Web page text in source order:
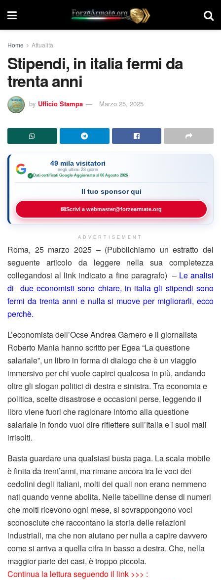
Home Attualità
Stipendi, in italia fermi da
trenta anni
by Ufficio Stampa Marzo 25, 2025
49 mila visitatori
negli ultimi 28 giorni
✓ Dati certificati Google·Aggiornato al 06 Agosto 2026
Il tuo sponsor qui
✉Scrivi a webmaster@forzearmate.org
ADVERTISEMENT
Roma, 25 marzo 2025 – (Pubblichiamo un estratto del
seguente articolo da leggere nella sua completezza
collegandosi al link indicato a fine paragrafo) – Le analisi
di due economisti sono chiare, in italia gli stipendi sono
fermi da trenta anni e nulla si muove per migliorarli, ecco
perchè.
L’economista dell’Ocse Andrea Garnero e il giornalista
Roberto Mania hanno scritto per Egea “La questione
salariale”, un libro in forma di dialogo che è un viaggio
immersivo per chi vuole capirci qualcosa in più, andando
oltre gli slogan politici di destra e sinistra. Tra economia e
politica, scelte disastrose e occasioni perse, leggendo il
libro viene fuori che ragionare intorno alla questione
salariale in fondo vuol dire riflettere sull’Italia e i suoi mali
irrisolti.
Basta guardare una qualsiasi busta paga. La scala mobile
è finita da trent’anni, ma rimane ancora tra le voci dei
cedolini degli italiani, molti dei quali non erano nemmeno
nati quando venne abolita. Nelle tabelline dense di numeri
che molti ricevono ogni mese, si sovrappongono voci
sconosciute che raccontano la storia delle relazioni
industriali, ma che non aiutano per nulla a capire davvero
come si arriva a quella cifra in basso a destra. Che, nella
maggior parte dei casi, è troppo piccola.
Continua la lettura seguendo il link >>> :